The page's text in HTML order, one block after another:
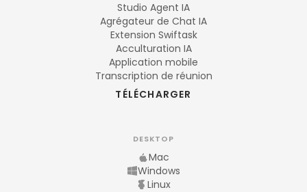
Studio Agent IA
Agrégateur de Chat IA
Extension Swiftask
Acculturation IA
Application mobile
Transcription de réunion
TÉLÉCHARGER
DESKTOP
Mac
Windows
Linux